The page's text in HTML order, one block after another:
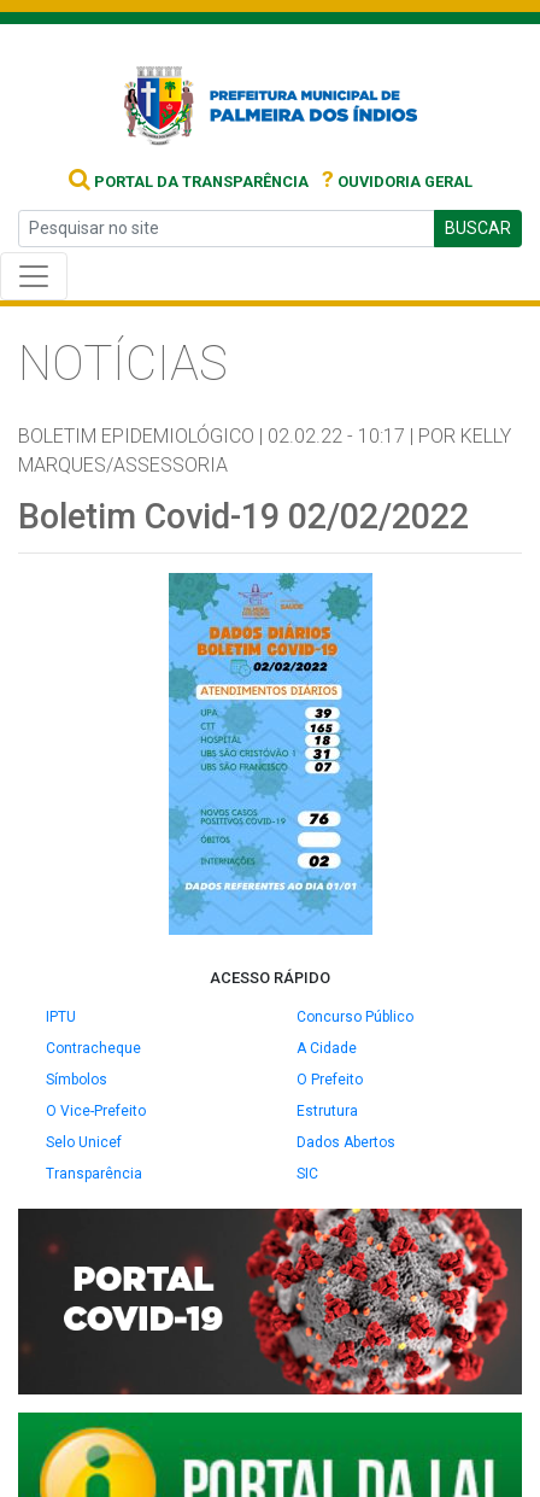
PORTAL DA TRANSPARÊNCIA ? OUVIDORIA GERAL
BUSCAR
NOTÍCIAS
BOLETIM EPIDEMIOLÓGICO | 02.02.22 - 10:17 | POR KELLY
MARQUES/ASSESSORIA
Boletim Covid-19 02/02/2022
ACESSO RÁPIDO
IPTU
Concurso Público
Contracheque
A Cidade
Símbolos
O Prefeito
O Vice-Prefeito
Estrutura
Selo Unicef
Dados Abertos
Transparência
SIC